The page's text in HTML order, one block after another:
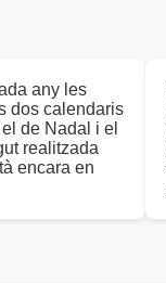
any les
dos calendaris
de Nadal i el
realitzada
encara en